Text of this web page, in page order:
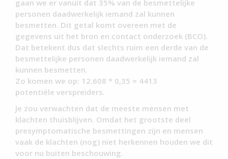
gaan we er vanuit dat 35% van de besmettelijke
personen daadwerkelijk iemand zal kunnen
besmetten. Dit getal komt overeen met de
gegevens uit het bron en contact onderzoek (BCO).
Dat betekent dus dat slechts ruim een derde van de
besmettelijke personen daadwerkelijk iemand zal
kunnen besmetten.
Zo komen we op: 12.608 * 0,35 = 4413
potentiële verspreiders.
Je zou verwachten dat de meeste mensen met
klachten thuisblijven. Omdat het grootste deel
presymptomatische besmettingen zijn en mensen
vaak de klachten (nog) niet herkennen houden we dit
voor nu buiten beschouwing.